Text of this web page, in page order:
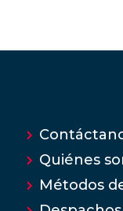
Quiénes
Métodos